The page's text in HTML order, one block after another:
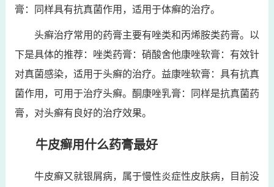
膏：同样具有抗真菌作用，适用于体癣的治疗。
头癣治疗常用的药膏主要有唑类和丙烯胺类药膏。以
下是具体的推荐：唑类药膏：硝酸舍他康唑软膏：有效针
对真菌感染，适用于头癣的治疗。益康唑软膏：具有抗真
菌作用，可用于治疗头癣。酮康唑乳膏：同样是抗真菌药
膏，对头癣有良好的治疗效果。
牛皮癣用什么药膏最好
牛皮癣又就银屑病，属于慢性炎症性皮肤病，目前没